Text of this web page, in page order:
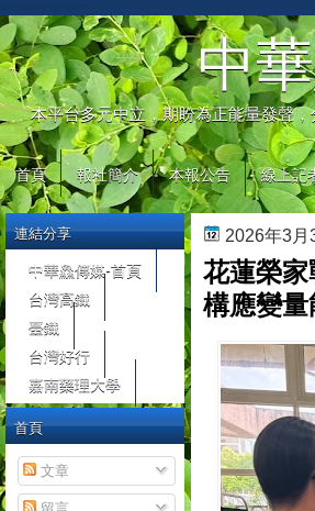
中
本平台多元中立，期盼為正能量發聲
首頁 報社簡介 本報公告 線上記
2026年3月
花蓮榮
構應變量
連結分享
中華鱻傳媒-首頁
台灣高鐵
臺鐵
台灣好行
嘉南藥理大學
首頁
文章